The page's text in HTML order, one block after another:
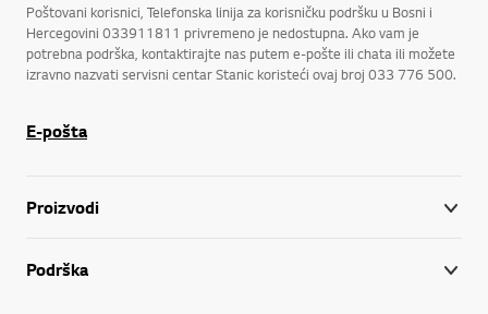
Poštovani korisnici, Telefonska linija za korisničku podršku u Bosni i
Hercegovini 033911811 privremeno je nedostupna. Ako vam je
potrebna podrška, kontaktirajte nas putem e-pošte ili chata ili možete
izravno nazvati servisni centar Stanic koristeći ovaj broj 033 776 500.
E-pošta
Proizvodi
Podrška